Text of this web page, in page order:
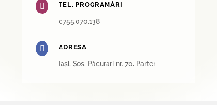
 TEL. PROGRAMĂRI
0755.070.138
 ADRESA
Iași, Șos. Păcurari nr. 70, Parter